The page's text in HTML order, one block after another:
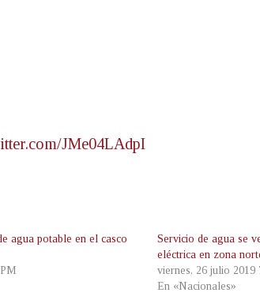
JMe04LAdpI
agua potable en el casco
Servicio de agua se
eléctrica en zona
viernes, 26 julio 2019
En «Nacionales»